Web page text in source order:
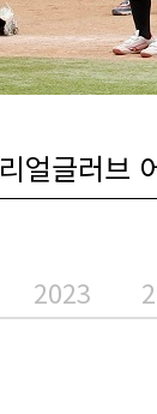
2023
리얼글러브